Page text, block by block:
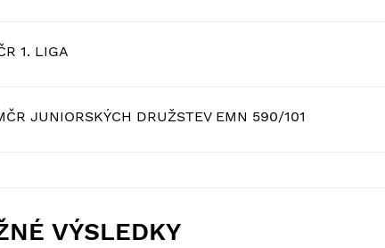
1. LIGA
JUNIORSKÝCH DRUŽSTEV EMN 590/101
VÝSLEDKY